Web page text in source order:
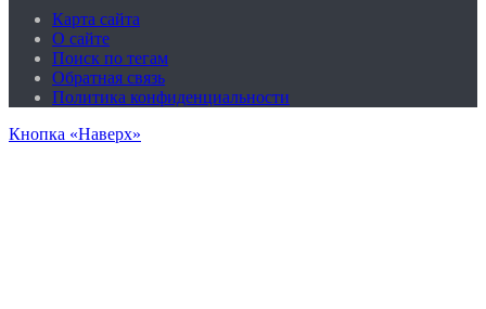
Карта сайта
О сайте
Поиск по тегам
Обратная связь
Политика конфиденциальности
Кнопка «Наверх»